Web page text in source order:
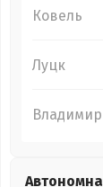
Ковель
Луцк
Владимир